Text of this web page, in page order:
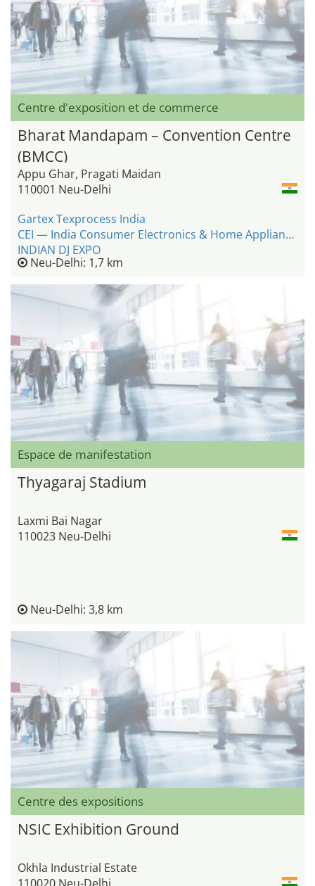
Centre d'exposition et de commerce
Bharat Mandapam – Convention Centre
(BMCC)
Appu Ghar, Pragati Maidan
110001 Neu-Delhi
Gartex Texprocess India
CEI — India Consumer Electronics & Home Appliances Expo
INDIAN DJ EXPO
Neu-Delhi: 1,7 km
Espace de manifestation
Thyagaraj Stadium
Laxmi Bai Nagar
110023 Neu-Delhi
Neu-Delhi: 3,8 km
Centre des expositions
NSIC Exhibition Ground
Okhla Industrial Estate